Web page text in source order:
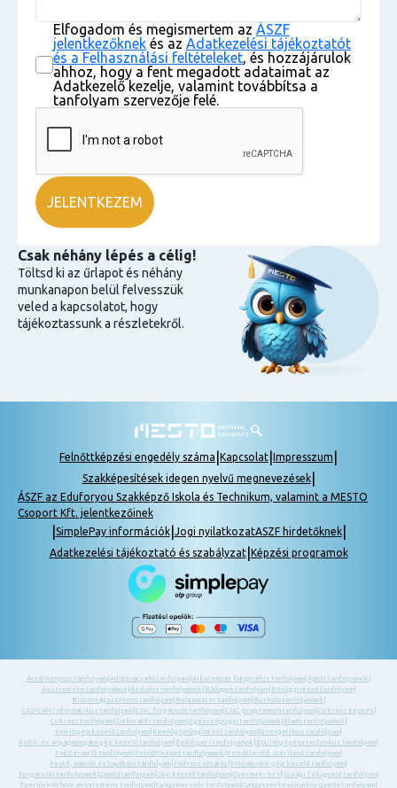
Elfogadom és megismertem az ÁSZF
jelentkezőknek és az Adatkezelési tájékoztatót
és a Felhasználási feltételeket, és hozzájárulok
ahhoz, hogy a fent megadott adataimat az
Adatkezelő kezelje, valamint továbbítsa a
tanfolyam szervezője felé.
Csak néhány lépés a célig!
Töltsd ki az űrlapot és néhány
munkanapon belül felvesszük
veled a kapcsolatot, hogy
tájékoztassunk a részletekről.
Felnőttképzési engedély száma Kapcsolat Impresszum
Szakképesítések idegen nyelvű megnevezések|
ÁSZF az Eduforyou Szakképző Iskola és Technikum, valamint a MESTO
Csoport Kft. jelentkezőinek
SimplePay információk| Jogi nyilatkozatASZF hirdetőknek|
Adatkezelési tájékoztató és szabályzat| Képzési programok
Ácsállványozó tanfolyam| Adótanácsadó tanfolyam| Alkalmazott fotográfus tanfolyam| Ápoló tanfolyamok
Asszisztens tanfolyamok Asztalos tanfolyamok Bádogos tanfolyam| Bérügyintéző tanfolyam|
Biztonságszervező tanfolyam| Boncmester tanfolyam| Burkoló tanfolyamok
CAD-CAM informatikus tanfolyam| CNC forgácsoló tanfolyam| CNC programozó tanfolyam| Cukrász képzés
Cukrász tanfolyam| Dekoratőr tanfolyam| Egészségügyi tanfolyamok Eladó tanfolyamok
Emelőgép-kezelő tanfolyam Emelőgép-ügyintéző tanfolyam Energetikus tanfolyam
Építő- és anyagmozgató gép kezelő tanfolyam Építőipari tanfolyamok Épületgépész technikus tanfolyam
Fakitermelő tanfolyam Felnőttképző tanfolyamok Fertőtlenítő sterilező tanfolyam
Festő, mázoló és tapétázó tanfolyam Fodrász oktatás Földmunka- gép kezelő tanfolyam
Forgácsoló tanfolyamok Gazda tanfolyam| Gép kezelő tanfolyam| Gyermek- és ifjúsági felügyelő tanfolyam|
Gyermekotthoni asszisztens tanfolyam| Gyógymasszőr tanfolyam| Gyógyszerkészítmény gyártó tanfolyam|